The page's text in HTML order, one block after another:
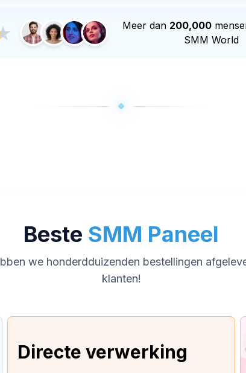
Meer dan 200,000
SMM World
Beste SMM Paneel
we honderdduizenden bestellingen
klanten!
Directe verwerking